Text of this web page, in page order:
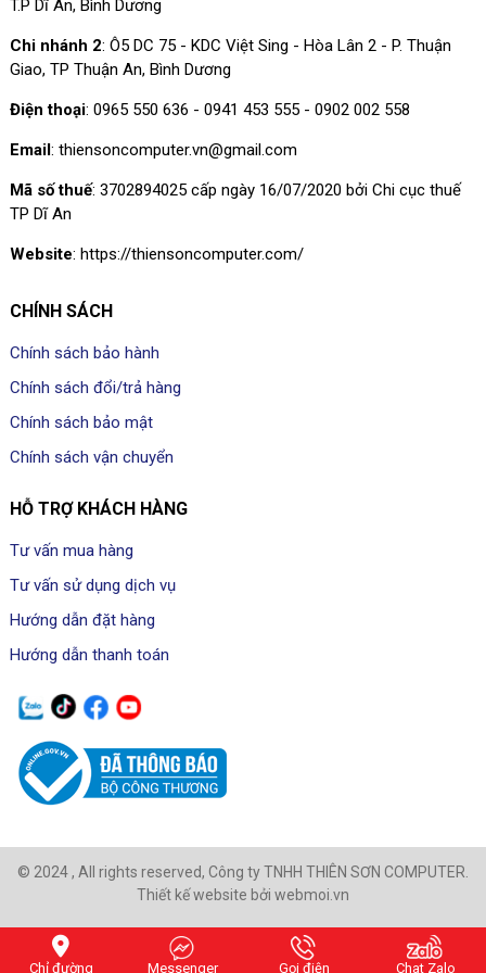
Chỉ đường Messenger Gọi điện Chat Zalo
sáng tác.
T.P Dĩ An, Bình Dương
Chi nhánh 2: Ô5 DC 75 - KDC Việt Sing - Hòa Lân 2 - P. Thuận
Giao, TP Thuận An, Bình Dương
Điện thoại: 0965 550 636 - 0941 453 555 - 0902 002 558
Email: thiensoncomputer.vn@gmail.com
Mã số thuế: 3702894025 cấp ngày 16/07/2020 bởi Chi cục thuế
TP Dĩ An
Website: https://thiensoncomputer.com/
CHÍNH SÁCH
Chính sách bảo hành
Chính sách đổi/trả hàng
Chính sách bảo mật
Chính sách vận chuyển
HỖ TRỢ KHÁCH HÀNG
Tư vấn mua hàng
Tư vấn sử dụng dịch vụ
Hướng dẫn đặt hàng
Hướng dẫn thanh toán
© 2024 , All rights reserved, Công ty TNHH THIÊN SƠN COMPUTER.
Thiết kế website bởi webmoi.vn